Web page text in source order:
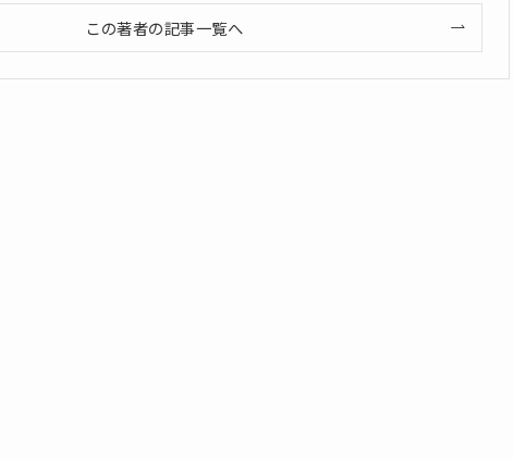
この著者の記事一覧へ